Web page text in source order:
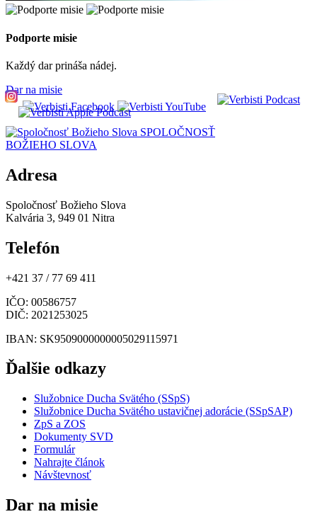
Podporte misie
Každý dar prináša nádej.
Dar na misie
SPOLOČNOSŤ
BOŽIEHO SLOVA
Adresa
Spoločnosť Božieho Slova
Kalvária 3, 949 01 Nitra
Telefón
+421 37 / 77 69 411
IČO: 00586757
DIČ: 2021253025
IBAN: SK9509000000005029115971
Ďalšie odkazy
Služobnice Ducha Svätého (SSpS)
Služobnice Ducha Svätého ustavičnej adorácie (SSpSAP)
ZpS a ZOS
Dokumenty SVD
Formulár
Nahrajte článok
Návštevnosť
Dar na misie